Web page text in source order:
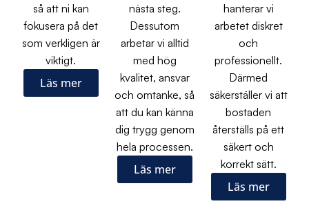
så att ni kan
fokusera på det
som verkligen är
viktigt.
Läs mer
nästa steg.
Dessutom
arbetar vi alltid
med hög
kvalitet, ansvar
och omtanke, så
att du kan känna
dig trygg genom
hela processen.
Läs mer
hanterar vi
arbetet diskret
och
professionellt.
Därmed
säkerställer vi att
bostaden
återställs på ett
säkert och
korrekt sätt.
Läs mer